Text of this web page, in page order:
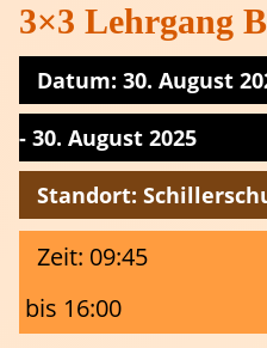
Startseite
News
BVRP
Ansprechpartner
Leistungssport
Spielbetrieb
BVRP-
Jugend
3×3 Lehrgang
Datum: 30. August
- 30. August 2025
Standort:
Zeit: 09:45
bis 16:00